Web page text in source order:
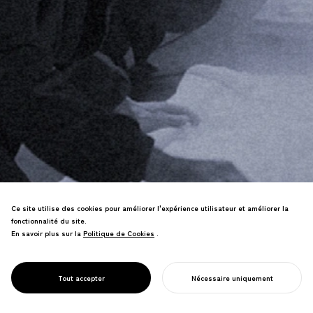
DESIGN POUR LE
LOCAL
NOSIGNER conçoit des futurs
communautaires durables en
nous révélons ce qui fait prospérer
chaque lieu.
Ce site utilise des cookies pour améliorer l'expérience utilisateur et améliorer la
fonctionnalité du site.
En savoir plus sur la Politique de Cookies
Politique de Cookies .
Tout accepter Nécessaire uniquement